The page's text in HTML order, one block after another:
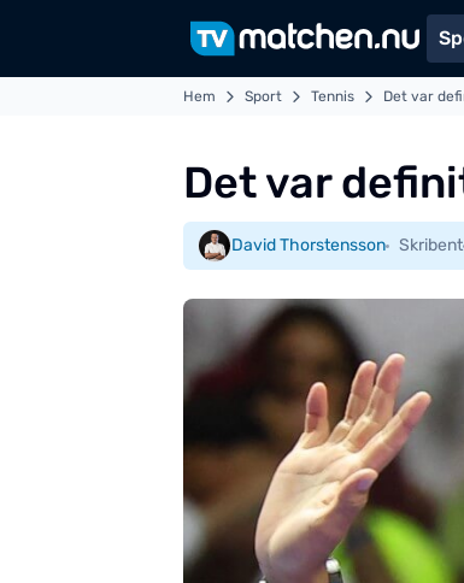
Hem Sport Tennis Det var
Det var
David Thorstensson Skribent